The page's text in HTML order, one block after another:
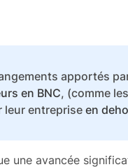
apportés
en BNC, (comme
leur entreprise en
une avancée